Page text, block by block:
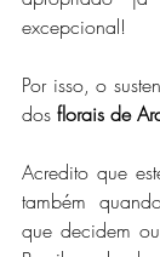
excepcional!
Por isso, o
dos florais de
Acredito que
também
que decidem